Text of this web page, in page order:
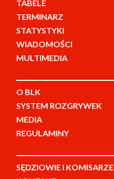
TABELE
TERMINARZ
STATYSTYKI
WIADOMOŚCI
MULTIMEDIA
O BLK
SYSTEM ROZGRYWEK
MEDIA
REGULAMINY
SĘDZIOWIE I KOMISARZE